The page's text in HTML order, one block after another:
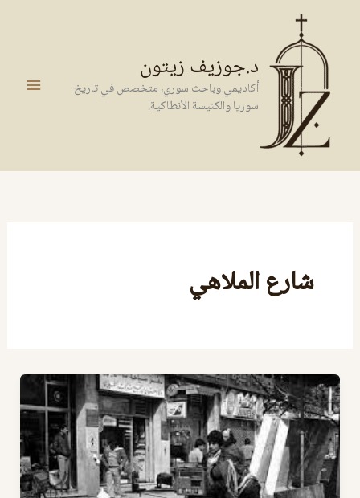
المحتوى
د.جوزيف زيتون
أكاديمي وباحث سوري، متخصص في تاريخ
سوريا والكنيسة الأنطاكية.
شارع الملاهي